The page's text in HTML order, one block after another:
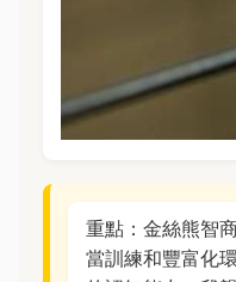
重點：金絲熊智
當訓練和豐富化